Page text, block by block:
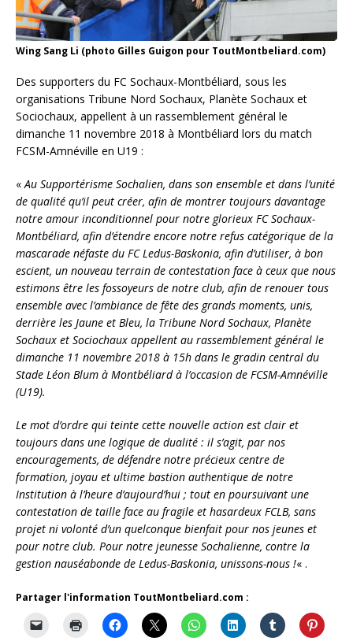
Wing Sang Li (photo Gilles Guigon pour ToutMontbeliard.com)
Des supporters du FC Sochaux-Montbéliard, sous les
organisations Tribune Nord Sochaux, Planète Sochaux et
Sociochaux, appellent à un rassemblement général le
dimanche 11 novembre 2018 à Montbéliard lors du match
FCSM-Amnéville en U19 :
« Au Supportérisme Sochalien, dans son ensemble et dans l’unité
de qualité qu’il peut créer, afin de montrer toujours davantage
notre amour inconditionnel pour notre glorieux FC Sochaux-
Montbéliard, afin d’étendre encore notre refus catégorique de la
mascarade néfaste du FC Ledus-Baskonia, afin d’utiliser, à bon
escient, un nouveau terrain de contestation face à ceux que nous
estimons être les fossoyeurs de notre club, afin de renouer tous
ensemble avec l’ambiance de fête des grands moments, unis,
derrière les Jaune et Bleu, la Tribune Nord Sochaux, Planète
Sochaux et Sociochaux appellent au rassemblement général le
dimanche 11 novembre 2018 à 15h dans le gradin central du
Stade Léon Blum à Montbéliard à l’occasion de FCSM-Amnéville
(U19).
Le mot d’ordre qui teinte cette nouvelle action est clair et
toujours dans une logique de dualité : il s’agit, par nos
encouragements, de défendre notre précieux centre de
formation, joyau et ultime bastion authentique de notre
Institution à l’heure d’aujourd’hui ; tout en poursuivant une
contestation de taille face au fragile et hasardeux FCLB, sans
projet ni volonté d’un quelconque bienfait pour nos jeunes et
pour notre club. Pour notre jeunesse Sochalienne, contre la
gestion nauséabonde de Ledus-Baskonia, unissons-nous !« .
Partager l'information ToutMontbeliard.com :